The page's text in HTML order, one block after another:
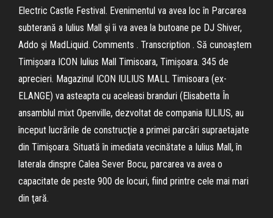
Electric Castle Festival. Evenimentul va avea loc în Parcarea
subterană a Iulius Mall şi îi va avea la butoane pe DJ Shiver,
Addo şi MadLiquid. Comments . Transcription . Să cunoaștem
Timișoara ICON Iulius Mall Timisoara, Timișoara. 345 de
aprecieri. Magazinul ICON IULIUS MALL Timisoara (ex-
ELANGE) va asteapta cu aceleasi branduri (Elisabetta În
ansamblul mixt Openville, dezvoltat de compania IULIUS, au
început lucrările de construcţie a primei parcări supraetajate
din Timişoara. Situată în imediata vecinătate a Iulius Mall, în
laterala dinspre Calea Sever Bocu, parcarea va avea o
capacitate de peste 900 de locuri, fiind printre cele mai mari
din ţară.